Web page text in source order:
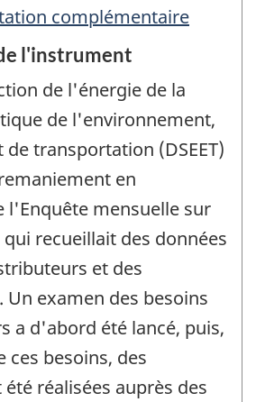
complémentaire
l'instrument
de l'énergie de la
de l'environnement,
transportation (DSEET)
en
l'Enquête mensuelle sur
recueillait des données
et des
examen des besoins
a d'abord été lancé, puis,
ces besoins, des
réalisées auprès des